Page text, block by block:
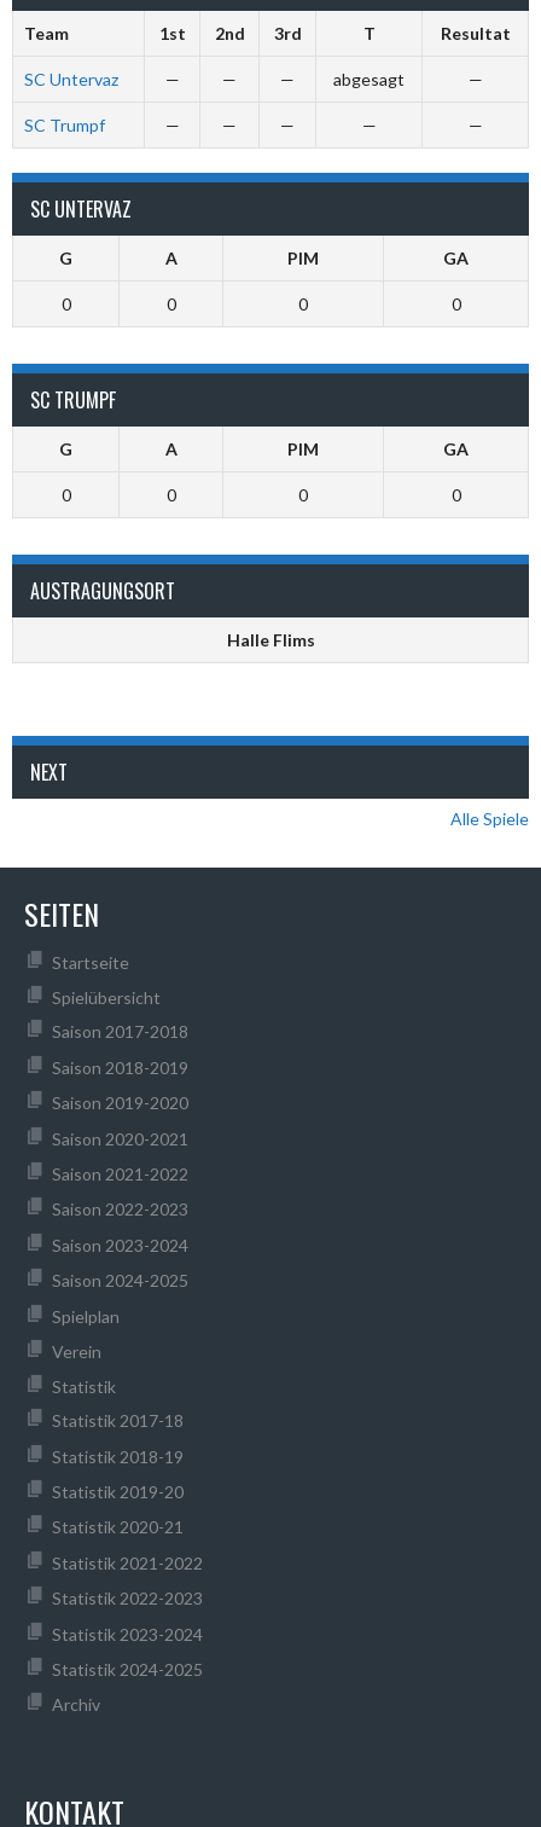
Team 1st 2nd 3rd T Resultat
SC Untervaz — — — abgesagt —
SC Trumpf — — — — —
SC UNTERVAZ
G A PIM GA
0 0 0 0
SC TRUMPF
G A PIM GA
0 0 0 0
AUSTRAGUNGSORT
Halle Flims
NEXT
Alle Spiele
SEITEN
Startseite
Spielübersicht
Saison 2017-2018
Saison 2018-2019
Saison 2019-2020
Saison 2020-2021
Saison 2021-2022
Saison 2022-2023
Saison 2023-2024
Saison 2024-2025
Spielplan
Verein
Statistik
Statistik 2017-18
Statistik 2018-19
Statistik 2019-20
Statistik 2020-21
Statistik 2021-2022
Statistik 2022-2023
Statistik 2023-2024
Statistik 2024-2025
Archiv
KONTAKT